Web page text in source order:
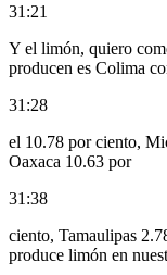
31:21
Y el limón, quiero
producen es Colima
31:28
el 10.78 por ciento,
Oaxaca 10.63 por
31:38
ciento, Tamaulipas
produce limón en